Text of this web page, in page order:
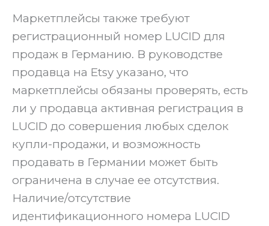
Маркетплейсы также требуют
регистрационный номер LUCID для
продаж в Германию. В руководстве
продавца на Etsy указано, что
маркетплейсы обязаны проверять, есть
ли у продавца активная регистрация в
LUCID до совершения любых сделок
купли-продажи, и возможность
продавать в Германии может быть
ограничена в случае ее отсутствия.
Наличие/отсутствие
идентификационного номера LUCID